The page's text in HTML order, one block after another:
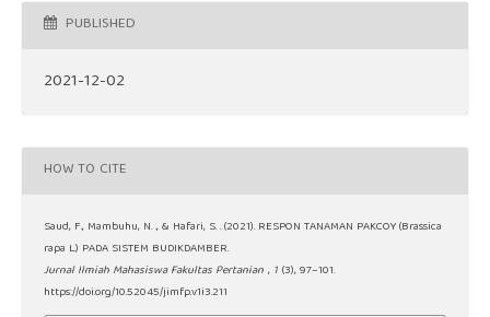
PUBLISHED
2021-12-02
HOW TO CITE
Saud, F., Mambuhu, N. ., & Hafari, S. . (2021). RESPON TANAMAN PAKCOY (Brassica
rapa L.) PADA SISTEM BUDIKDAMBER.
Jurnal Ilmiah Mahasiswa Fakultas Pertanian , 1 (3), 97–101.
https://doi.org/10.52045/jimfp.v1i3.211